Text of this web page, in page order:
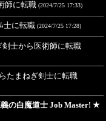
師に転職 (2024/7/25 17:33)
士に転職 (2024/7/25 17:28)
剣士から医術師に転職
たまねぎ剣士に転職
の白魔道士 Job Master! ★